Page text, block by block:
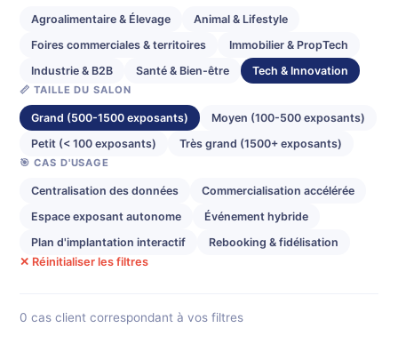
Agroalimentaire & Élevage
Animal & Lifestyle
Foires commerciales & territoires
Immobilier & PropTech
Industrie & B2B
Santé & Bien-être Tech & Innovation
📏 TAILLE DU SALON
Grand (500-1500 exposants)
Moyen (100-500 exposants)
Petit (< 100 exposants)
Très grand (1500+ exposants)
🎯 CAS D'USAGE
Centralisation des données
Commercialisation accélérée
Espace exposant autonome
Événement hybride
Plan d'implantation interactif
Rebooking & fidélisation
✕ Réinitialiser les filtres
0 cas client correspondant à vos filtres